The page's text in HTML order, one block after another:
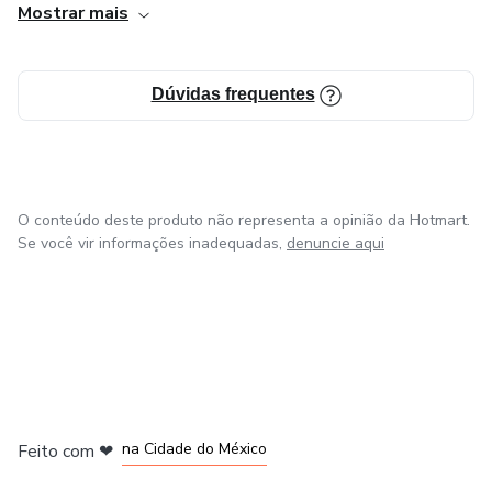
inspira através das minhas lentes, traduzindo sentimentos
em imagens e palavras que tocam a alma. Aqui,
Mostrar mais
Dúvidas frequentes
O conteúdo deste produto não representa a opinião da Hotmart.
Se você vir informações inadequadas, denuncie aqui
Feito com ❤ na Cidade do México